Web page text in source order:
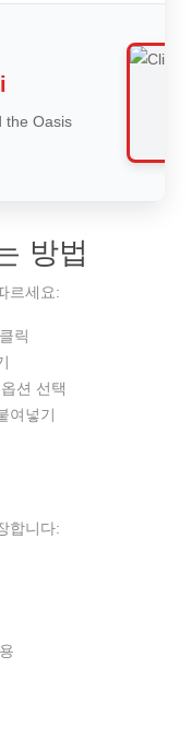
the Oasis
방법
르세요:
릭
션 선택
여넣기
합니다: